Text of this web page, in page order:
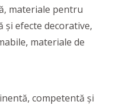
materiale pentru
și efecte decorative,
materiale de
competentă și